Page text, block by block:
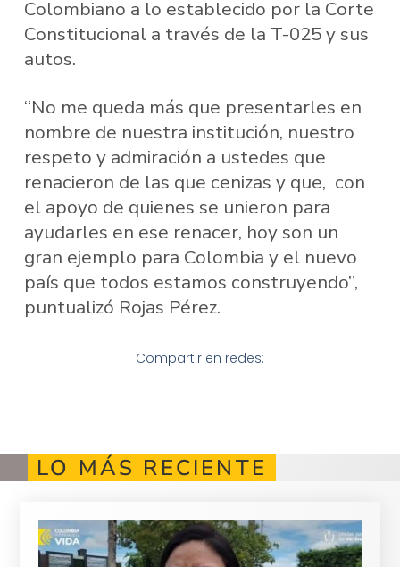
Colombiano a lo establecido por la Corte
Constitucional a través de la T-025 y sus
autos.
“No me queda más que presentarles en
nombre de nuestra institución, nuestro
respeto y admiración a ustedes que
renacieron de las que cenizas y que, con
el apoyo de quienes se unieron para
ayudarles en ese renacer, hoy son un
gran ejemplo para Colombia y el nuevo
país que todos estamos construyendo”,
puntualizó Rojas Pérez.
Compartir en redes:
LO MÁS RECIENTE